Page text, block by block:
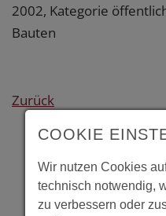
2002, Kategorie
Bauten
Zurück
COOKIE
Wir nutzen Cookies
technisch notwendig,
zu verbessern oder